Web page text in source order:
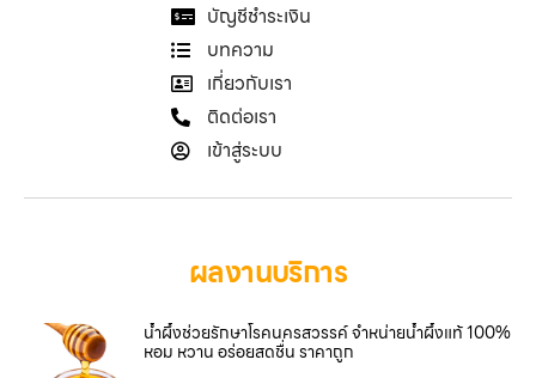
บัญชีชำระเงิน
บทความ
เกี่ยวกับเรา
ติดต่อเรา
เข้าสู่ระบบ
ผลงานบริการ
น้ำผึ้งช่วยรักษาโรคนครสวรรค์ จำหน่ายน้ำผึ้งแท้ 100%
หอม หวาน อร่อยสดชื่น ราคาถูก